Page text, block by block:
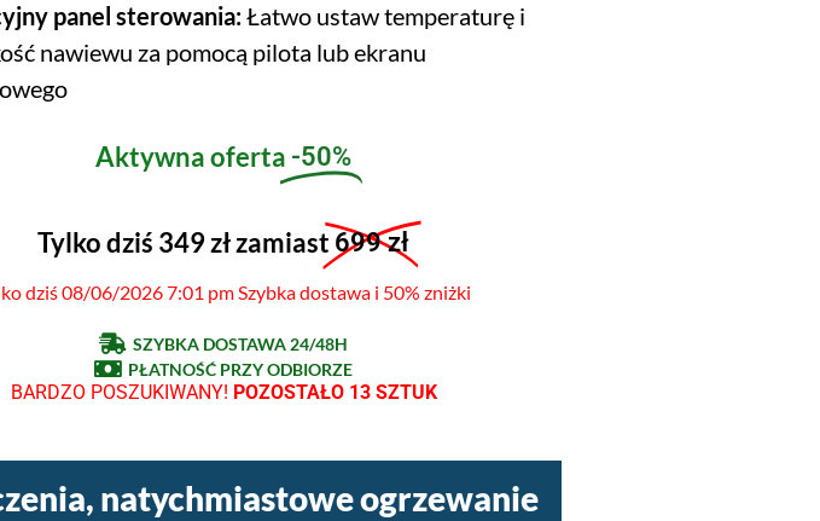
panel sterowania:Łatwo ustaw temperaturę i
nawiewu za pomocą pilota lub ekranu
Aktywna oferta -50%
Tylko dziś 349 zł zamiast 699 zł
dziś 08/06/2026 7:01 pm Szybka dostawa i 50% zniżki
SZYBKA DOSTAWA 24/48H
PŁATNOŚĆ PRZY ODBIORZE
BARDZO POSZUKIWANY! POZOSTAŁO 13 SZTUK
natychmiastowe ogrzewanie